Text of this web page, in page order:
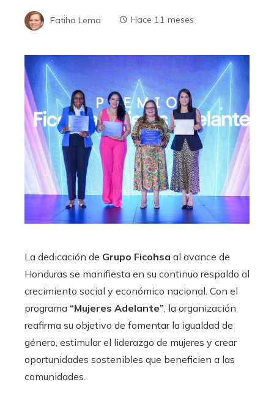
Fatiha Lema Hace 11 meses
La dedicación de Grupo Ficohsa al avance de
Honduras se manifiesta en su continuo respaldo al
crecimiento social y económico nacional. Con el
programa “Mujeres Adelante” , la organización
reafirma su objetivo de fomentar la igualdad de
género, estimular el liderazgo de mujeres y crear
oportunidades sostenibles que beneficien a las
comunidades.